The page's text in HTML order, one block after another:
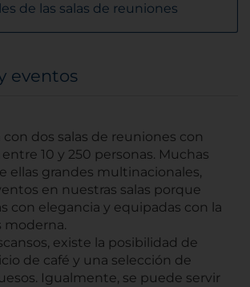
de las salas de reuniones
eventos
dos salas de reuniones con
10 y 250 personas. Muchas
ellas grandes multinacionales,
en nuestras salas porque
con elegancia y equipadas con la
moderna.
existe la posibilidad de
de café y una selección de
Igualmente, se puede servir